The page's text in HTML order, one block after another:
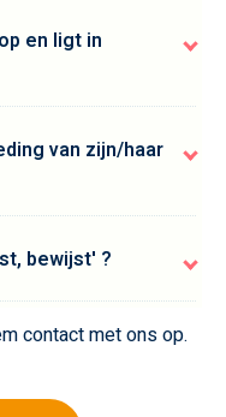
en ligt in
van zijn/haar
bewijst' ?
contact met ons op.